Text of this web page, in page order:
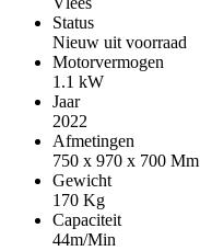
Status
Nieuw uit voorraad
Motorvermogen
1.1 kW
Jaar
2022
Afmetingen
750 x 970 x 700 Mm
Gewicht
170 Kg
Capaciteit
44m/Min